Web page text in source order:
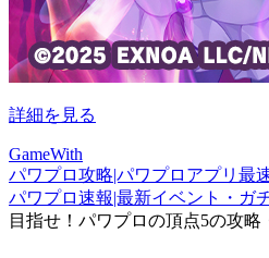
詳細を見る
GameWith
パワプロ攻略|パワプロアプリ最
パワプロ速報|最新イベント・ガ
目指せ！パワプロの頂点5の攻略